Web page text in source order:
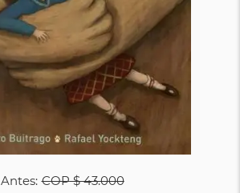
Antes: COP$ 43.000